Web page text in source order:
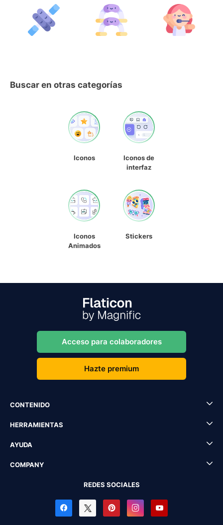
Buscar en otras categorías
Iconos
Iconos de
interfaz
Iconos
Animados
Stickers
Acceso para colaboradores
Hazte premium
CONTENIDO
HERRAMIENTAS
AYUDA
COMPANY
REDES SOCIALES